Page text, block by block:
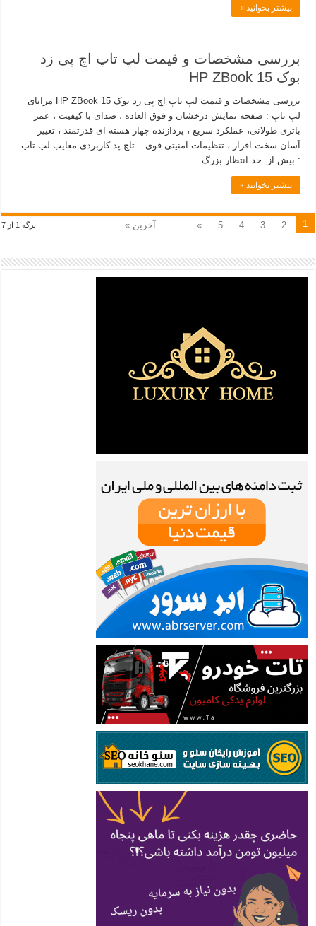
بیشتر بخوانید »
بررسی مشخصات و قیمت لپ تاپ اچ پی زد
بوک 15 HP ZBook
بررسی مشخصات و قیمت لپ تاپ اچ پی زد بوک 15 HP ZBook مزایای
لپ تاپ : صفحه نمایش درخشان و فوق العاده ، صدای با کیفیت ، عمر
باتری طولانی، عملکرد سریع ، پردازنده چهار هسته ای قدرتمند ، تغییر
آسان سخت افزار ، تنظیمات امنیتی قوی – تاچ پد کاربردی معایب لپ تاپ
: بیش از حد انتظار بزرگ …
بیشتر بخوانید »
برگه 1 از 7 1
2
3
4
5
» آخرین »